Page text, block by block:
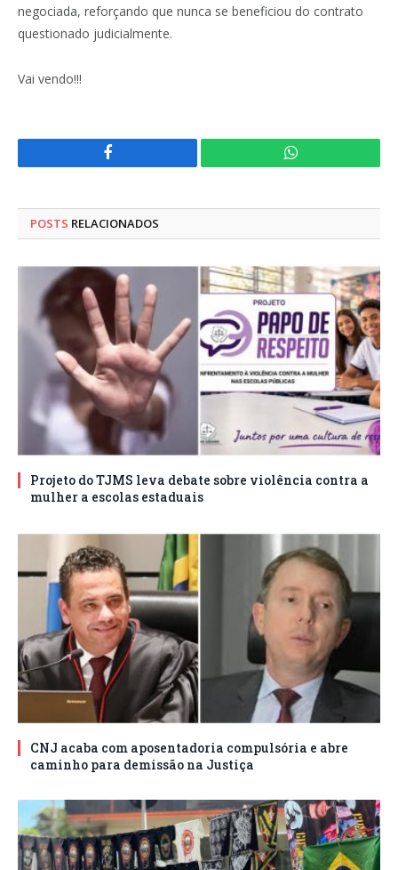
negociada, reforçando que nunca se beneficiou do contrato
questionado judicialmente.
Vai vendo!!!
Facebook WhatsApp
POSTS RELACIONADOS
Projeto do TJMS leva debate sobre violência contra a
mulher a escolas estaduais
CNJ acaba com aposentadoria compulsória e abre
caminho para demissão na Justiça